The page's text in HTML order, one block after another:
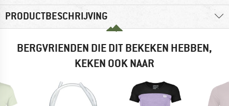
PRODUCTBESCHRIJVING
BERGVRIENDEN DIE DIT BEKEKEN HEBBEN,
KEKEN OOK NAAR